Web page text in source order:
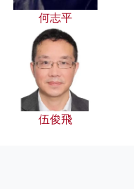
何志平
伍俊飛